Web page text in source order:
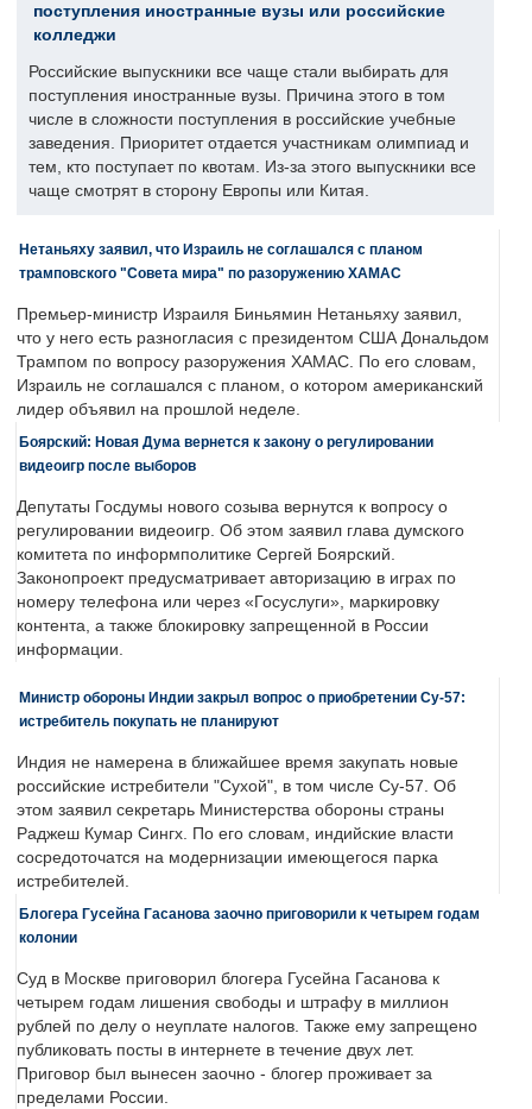
поступления иностранные вузы или российские
колледжи
Российские выпускники все чаще стали выбирать для
поступления иностранные вузы. Причина этого в том
числе в сложности поступления в российские учебные
заведения. Приоритет отдается участникам олимпиад и
тем, кто поступает по квотам. Из-за этого выпускники все
чаще смотрят в сторону Европы или Китая.
Нетаньяху заявил, что Израиль не соглашался с планом
трамповского "Совета мира" по разоружению ХАМАС
Премьер-министр Израиля Биньямин Нетаньяху заявил,
что у него есть разногласия с президентом США Дональдом
Трампом по вопросу разоружения ХАМАС. По его словам,
Израиль не соглашался с планом, о котором американский
лидер объявил на прошлой неделе.
Боярский: Новая Дума вернется к закону о регулировании
видеоигр после выборов
Депутаты Госдумы нового созыва вернутся к вопросу о
регулировании видеоигр. Об этом заявил глава думского
комитета по информполитике Сергей Боярский.
Законопроект предусматривает авторизацию в играх по
номеру телефона или через «Госуслуги», маркировку
контента, а также блокировку запрещенной в России
информации.
Министр обороны Индии закрыл вопрос о приобретении Су-57:
истребитель покупать не планируют
Индия не намерена в ближайшее время закупать новые
российские истребители "Сухой", в том числе Су-57. Об
этом заявил секретарь Министерства обороны страны
Раджеш Кумар Сингх. По его словам, индийские власти
сосредоточатся на модернизации имеющегося парка
истребителей.
Блогера Гусейна Гасанова заочно приговорили к четырем годам
колонии
Суд в Москве приговорил блогера Гусейна Гасанова к
четырем годам лишения свободы и штрафу в миллион
рублей по делу о неуплате налогов. Также ему запрещено
публиковать посты в интернете в течение двух лет.
Приговор был вынесен заочно - блогер проживает за
пределами России.